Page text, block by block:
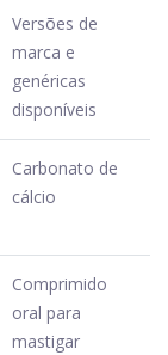
Versões de
marca e
genéricas
disponíveis
Carbonato de
cálcio
Comprimido
oral para
mastigar